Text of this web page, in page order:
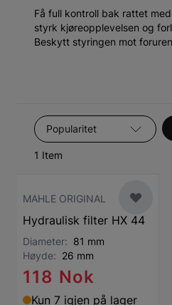
Få full kontroll bak rattet
styrk kjøreopplevelsen og
Beskytt styringen mot
svinger. Forbedre
Sorter etter
1 Item
MAHLE ORIGINAL
Hydraulisk filter HX 44
Diameter: 81 mm
Høyde: 26 mm
118 Nok
Kun 7 igjen på lager